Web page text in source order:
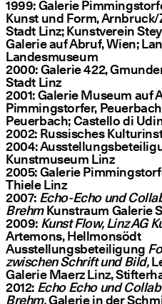
1999: Galerie
Kunst und Form,
Stadt Linz; Kunstverein
Galerie auf Abruf, Wien;
Landesmuseum
2000: Galerie 422,
Stadt Linz
2001: Galerie Museum auf
Pimmingstorfer,
Peuerbach; Castello di
2002: Russisches
2004:
Kunstmuseum Linz
2005: Galerie
Thiele Linz
2007: Echo-Echo und
BrehmKunstraum Galerie
2009: Kunst Flow, Linz AG
Artemons, Hellmonsödt
Ausstellungsbeteiligung
zwischen Schrift und Bild,
Galerie Maerz Linz,
2012: Echo Echo und
Brehm,Galerie in der